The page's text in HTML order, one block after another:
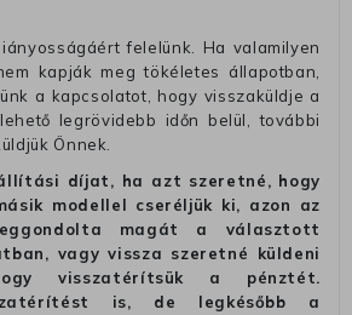
felelünk. Ha valamilyen
kapják meg tökéletes állapotban,
a kapcsolatot, hogy visszaküldje a
legrövidebb időn belül, további
Önnek.
díjat, ha azt szeretné, hogy
modellel cseréljük ki, azon az
magát a választott
vagy vissza szeretné küldeni
visszatérítsük a pénztét.
is, de legkésőbb a